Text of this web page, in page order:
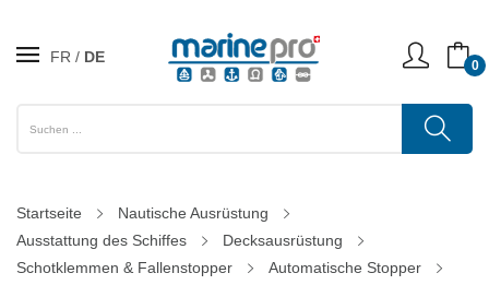
FR DE 0
Startseite
Nautische Ausrüstung
Ausstattung des Schiffes
Decksausrüstung
Schotklemmen & Fallenstopper
Automatische Stopper